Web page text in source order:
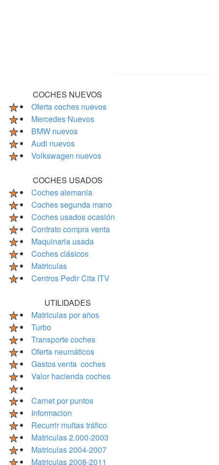
COCHES NUEVOS
Oferta coches nuevos
Mercedes Nuevos
BMW nuevos
Audi nuevos
Volkswagen nuevos
COCHES USADOS
Coches alemania
Coches segunda mano
Coches usados ocasión
Contrato compra venta
Maquinaria usada
Coches clásicos
Matriculas
Centros Pedir Cita ITV
UTILIDADES
Matriculas por años
Turbo
Transporte coches
Oferta neumáticos
Gastos venta coches
Valor hacienda coches
Carnet por puntos
Informacion
Recurrir multas tráfico
Matriculas 2.000-2003
Matriculas 2004-2007
Matriculas 2008-2011